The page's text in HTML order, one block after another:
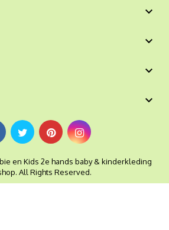




en Kids 2e hands baby & kinderkleding
All Rights Reserved.